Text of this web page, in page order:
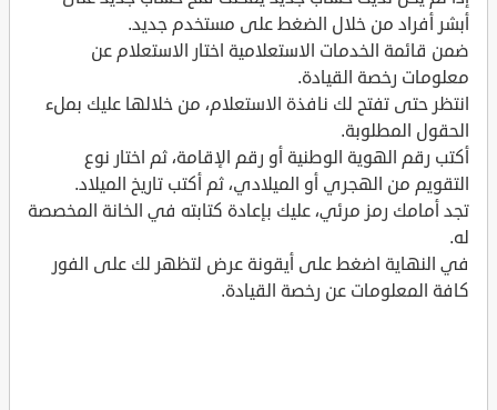
أبشر أفراد من خلال الضغط على مستخدم جديد.
ضمن قائمة الخدمات الاستعلامية اختار الاستعلام عن
معلومات رخصة القيادة.
انتظر حتى تفتح لك نافذة الاستعلام، من خلالها عليك بملء
الحقول المطلوبة.
أكتب رقم الهوية الوطنية أو رقم الإقامة، ثم اختار نوع
التقويم من الهجري أو الميلادي، ثم أكتب تاريخ الميلاد.
تجد أمامك رمز مرئي، عليك بإعادة كتابته في الخانة المخصصة
له.
في النهاية اضغط على أيقونة عرض لتظهر لك على الفور
كافة المعلومات عن رخصة القيادة.